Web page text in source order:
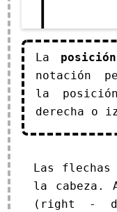
La
notación
la
derecha o
Las
la cabeza.
(right -